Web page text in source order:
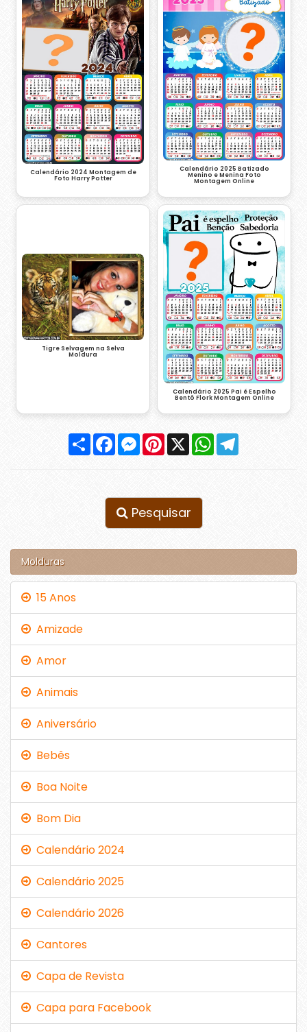
Calendário 2024 Montagem de
Foto Harry Potter
Calendário 2025 Batizado
Menino e Menina Foto
Montagem Online
Tigre Selvagem na Selva
Moldura
Calendário 2025 Pai é Espelho
Bentô Flork Montagem Online
Compartilhar
FacebookMessenger
Pinterest
X WhatsApp
Pesquisar
Molduras
15 Anos
Amizade
Amor
Animais
Aniversário
Bebês
Boa Noite
Bom Dia
Calendário 2024
Calendário 2025
Calendário 2026
Cantores
Capa de Revista
Capa para Facebook